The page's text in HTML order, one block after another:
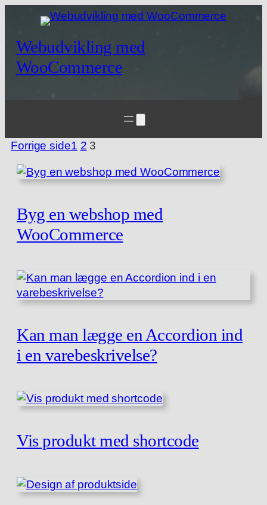
Webudvikling med
WooCommerce
Forrige side1 2 3
Byg en webshop med
WooCommerce
Kan man lægge en Accordion ind
i en varebeskrivelse?
Vis produkt med shortcode